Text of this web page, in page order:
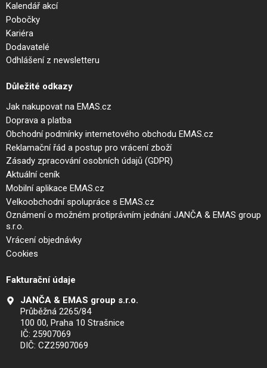
Kalendář akcí
Pobočky
Kariéra
Dodavatelé
Odhlášení z newsletteru
Důležité odkazy
Jak nakupovat na EMAS.cz
Doprava a platba
Obchodní podmínky internetového obchodu EMAS.cz
Reklamační řád a postup pro vrácení zboží
Zásady zpracování osobních údajů (GDPR)
Aktuální ceník
Mobilní aplikace EMAS.cz
Velkoobchodní spolupráce s EMAS.cz
Oznámení o možném protiprávním jednání JANČA & EMAS group
s.r.o.
Vrácení objednávky
Cookies
Fakturační údaje
JANČA & EMAS group s.r.o.
Průběžná 2265/84
100 00, Praha 10 Strašnice
IČ: 25907069
DIČ: CZ25907069